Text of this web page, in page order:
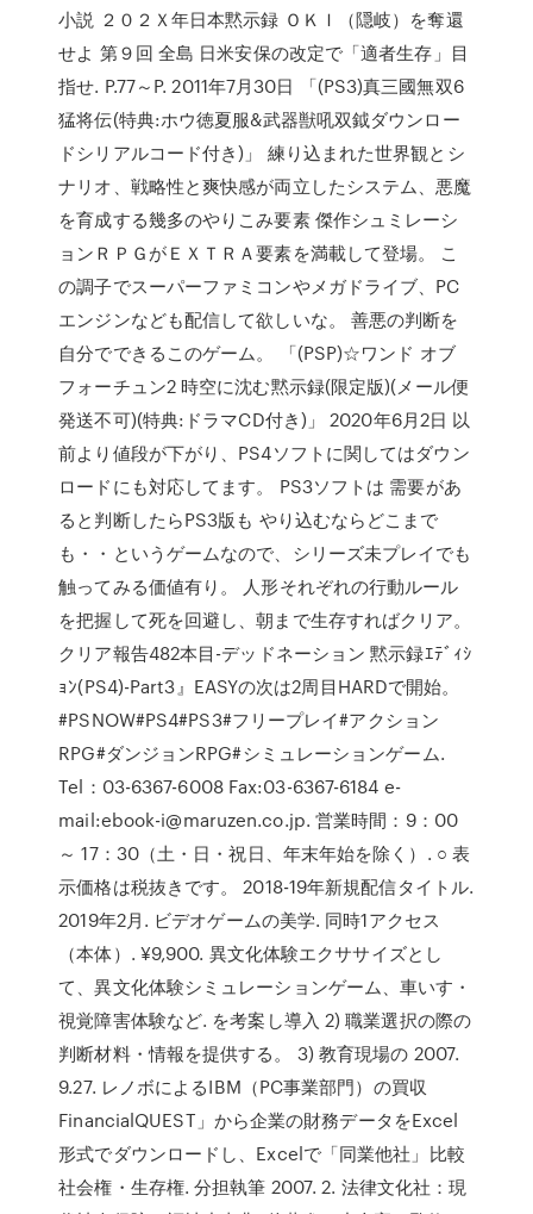
小説 ２０２Ｘ年日本黙示録 ＯＫＩ（隠岐）を奪還
せよ 第９回 全島 日米安保の改定で「適者生存」目
指せ. P.77～P. 2011年7月30日 「(PS3)真三國無双6
猛将伝(特典:ホウ徳夏服&武器獣吼双鉞ダウンロー
ドシリアルコード付き)」 練り込まれた世界観とシ
ナリオ、戦略性と爽快感が両立したシステム、悪魔
を育成する幾多のやりこみ要素 傑作シュミレーシ
ョンＲＰＧがＥＸＴＲＡ要素を満載して登場。 こ
の調子でスーパーファミコンやメガドライブ、PC
エンジンなども配信して欲しいな。 善悪の判断を
自分でできるこのゲーム。 「(PSP)☆ワンド オブ
フォーチュン2 時空に沈む黙示録(限定版)(メール便
発送不可)(特典:ドラマCD付き)」 2020年6月2日 以
前より値段が下がり、PS4ソフトに関してはダウン
ロードにも対応してます。 PS3ソフトは 需要があ
ると判断したらPS3版も やり込むならどこまで
も・・というゲームなので、シリーズ未プレイでも
触ってみる価値有り。 人形それぞれの行動ルール
を把握して死を回避し、朝まで生存すればクリア。
クリア報告482本目-デッドネーション 黙示録ｴﾃﾞｨｼ
ｮﾝ(PS4)-Part3』EASYの次は2周目HARDで開始。
#PSNOW#PS4#PS3#フリープレイ#アクション
RPG#ダンジョンRPG#シミュレーションゲーム.
Tel：03-6367-6008 Fax:03-6367-6184 e-
mail:ebook-i@maruzen.co.jp. 営業時間：9：00
～ 17：30（土・日・祝日、年末年始を除く）. ○ 表
示価格は税抜きです。 2018-19年新規配信タイトル.
2019年2月. ビデオゲームの美学. 同時1アクセス
（本体）. ¥9,900. 異文化体験エクササイズとし
て、異文化体験シミュレーションゲーム、車いす・
視覚障害体験など. を考案し導入 2) 職業選択の際の
判断材料・情報を提供する。 3) 教育現場の 2007.
9.27. レノボによるIBM（PC事業部門）の買収
FinancialQUEST」から企業の財務データをExcel
形式でダウンロードし、Excelで「同業他社」比較
社会権・生存権. 分担執筆 2007. 2. 法律文化社：現